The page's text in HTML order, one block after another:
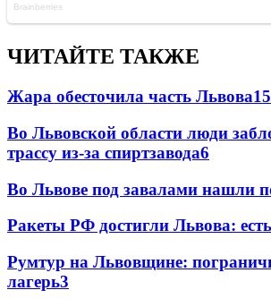
ЧИТАЙТЕ ТАКЖЕ
Жара обесточила часть Львова
Во Львовской области люди
трассу из-за спиртзавода6
Во Львове под завалами нашли
Ракеты РФ достигли Львова:
Румтур на Львовщине:
лагерь3